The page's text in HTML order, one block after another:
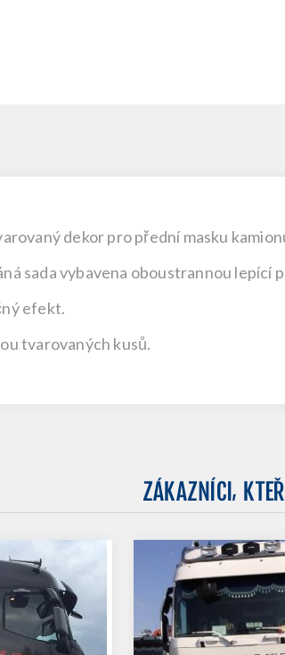
dekor pro přední masku
sada vybavena oboustrannou lepící
efekt.
tvarovaných kusů.
ZÁKAZNÍCI,